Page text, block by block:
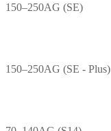
150–250AG (SE)
150–250AG (SE - Plus)